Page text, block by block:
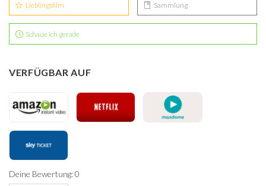
Lieblingsfilm Sammlung
Schaue ich gerade
VERFÜGBAR AUF
Deine Bewertung: 0